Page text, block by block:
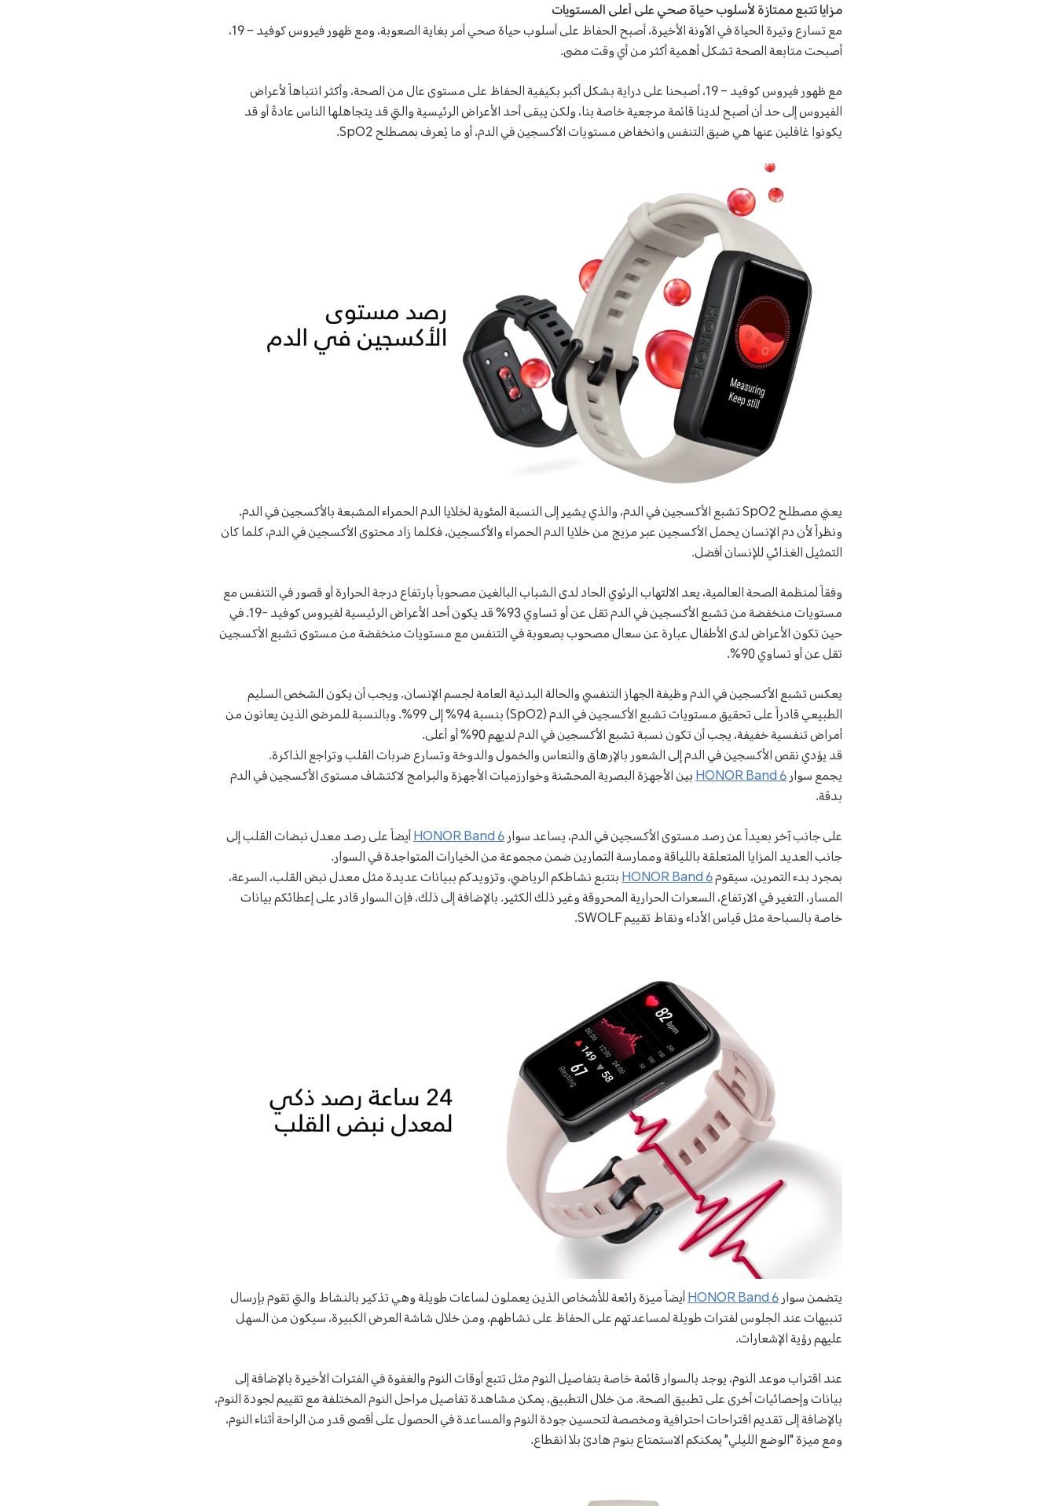
مزايا تتبع ممتازة لأسلوب حياة صحي على أعلى المستويات
مع تسارع وتيرة الحياة في الآونة الأخيرة، أصبح الحفاظ على أسلوب حياة صحي أمر بغاية الصعوبة، ومع ظهور فيروس كوفيد – 19،
أصبحت متابعة الصحة تشكل أهمية أكثر من أي وقت مضى.
مع ظهور فيروس كوفيد – 19، أصبحنا على دراية بشكل أكبر بكيفية الحفاظ على مستوى عال من الصحة، وأكثر انتباهاً لأعراض
الفيروس إلى حد أن أصبح لدينا قائمة مرجعية خاصة بنا، ولكن يبقى أحد الأعراض الرئيسية والتي قد يتجاهلها الناس عادةً أو قد
يكونوا غافلين عنها هي ضيق التنفس وانخفاض مستويات الأكسجين في الدم، أو ما يُعرف بمصطلح SpO2.
يعني مصطلح SpO2 تشبع الأكسجين في الدم، والذي يشير إلى النسبة المئوية لخلايا الدم الحمراء المشبعة بالأكسجين في الدم.
ونظراً لأن دم الإنسان يحمل الأكسجين عبر مزيج من خلايا الدم الحمراء والأكسجين، فكلما زاد محتوى الأكسجين في الدم، كلما كان
التمثيل الغذائي للإنسان أفضل.
وفقاً لمنظمة الصحة العالمية، يعد الالتهاب الرئوي الحاد لدى الشباب البالغين مصحوباً بارتفاع درجة الحرارة أو قصور في التنفس مع
مستويات منخفضة من تشبع الأكسجين في الدم تقل عن أو تساوي 93% قد يكون أحد الأعراض الرئيسية لفيروس كوفيد -19. في
حين تكون الأعراض لدى الأطفال عبارة عن سعال مصحوب بصعوبة في التنفس مع مستويات منخفضة من مستوى تشبع الأكسجين
تقل عن أو تساوي 90%.
يعكس تشبع الأكسجين في الدم وظيفة الجهاز التنفسي والحالة البدنية العامة لجسم الإنسان. ويجب أن يكون الشخص السليم
الطبيعي قادراً على تحقيق مستويات تشبع الأكسجين في الدم (SpO2) بنسبة 94% إلى 99%. وبالنسبة للمرضى الذين يعانون من
أمراض تنفسية خفيفة، يجب أن تكون نسبة تشبع الأكسجين في الدم لديهم 90% أو أعلى.
قد يؤدي نقص الأكسجين في الدم إلى الشعور بالإرهاق والنعاس والخمول والدوخة وتسارع ضربات القلب وتراجع الذاكرة.
يجمع سوارHONOR Band 6بين الأجهزة البصرية المحسّنة وخوارزميات الأجهزة والبرامج لاكتشاف مستوى الأكسجين في الدم
بدقة.
على جانب آخر بعيداً عن رصد مستوى الأكسجين في الدم، يساعد سوارHONOR Band 6أيضاً على رصد معدل نبضات القلب إلى
جانب العديد المزايا المتعلقة باللياقة وممارسة التمارين ضمن مجموعة من الخيارات المتواجدة في السوار.
بمجرد بدء التمرين، سيقومHONOR Band 6بتتبع نشاطكم الرياضي، وتزويدكم ببيانات عديدة مثل معدل نبض القلب، السرعة،
المسار، التغير في الارتفاع، السعرات الحرارية المحروقة وغير ذلك الكثير. بالإضافة إلى ذلك، فإن السوار قادر على إعطائكم بيانات
خاصة بالسباحة مثل قياس الأداء ونقاط تقييم SWOLF.
يتضمن سوارHONOR Band 6أيضاً ميزة رائعة للأشخاص الذين يعملون لساعات طويلة وهي تذكير بالنشاط والتي تقوم بإرسال
تنبيهات عند الجلوس لفترات طويلة لمساعدتهم على الحفاظ على نشاطهم، ومن خلال شاشة العرض الكبيرة، سيكون من السهل
عليهم رؤية الإشعارات.
عند اقتراب موعد النوم، يوجد بالسوار قائمة خاصة بتفاصيل النوم مثل تتبع أوقات النوم والغفوة في الفترات الأخيرة بالإضافة إلى
بيانات وإحصائيات أخرى على تطبيق الصحة. من خلال التطبيق، يمكن مشاهدة تفاصيل مراحل النوم المختلفة مع تقييم لجودة النوم،
بالإضافة إلى تقديم اقتراحات احترافية ومخصصة لتحسين جودة النوم والمساعدة في الحصول على أقصى قدر من الراحة أثناء النوم،
ومع ميزة "الوضع الليلي" يمكنكم الاستمتاع بنوم هادئ بلا انقطاع.